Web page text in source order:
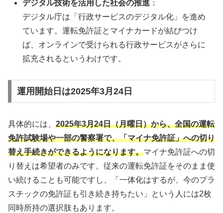
デジタル技術を活用した社会の推進 ：
デジタル庁は「行政サービスのデジタル化」を進め
ています。運転免許証とマイナカードが結びつけ
ば、オンラインで受けられる行政サービスがさらに
拡充されるというわけです。
運用開始日は2025年3月24日
具体的には、 2025年3月24日（月曜日）から、全国の運転
免許試験場や一部の警察署で、「マイナ免許証」への切り
替え手続きができるようになります。マイナ免許証への切
り替えは希望者のみです。従来の運転免許証をそのまま使
い続けることも可能ですし、「一体化はするが、今のプラ
スチックの免許証も引き続き持ちたい」という人には2枚
同時所持の選択肢もあります。